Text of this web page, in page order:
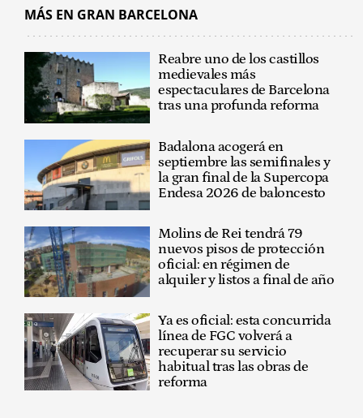
MÁS EN GRAN BARCELONA
Reabre uno de los castillos
medievales más
espectaculares de Barcelona
tras una profunda reforma
Badalona acogerá en
septiembre las semifinales y
la gran final de la Supercopa
Endesa 2026 de baloncesto
Molins de Rei tendrá 79
nuevos pisos de protección
oficial: en régimen de
alquiler y listos a final de año
Ya es oficial: esta concurrida
línea de FGC volverá a
recuperar su servicio
habitual tras las obras de
reforma